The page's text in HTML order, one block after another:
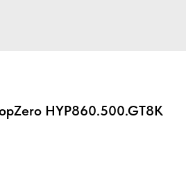
HYP860.500.GT8K